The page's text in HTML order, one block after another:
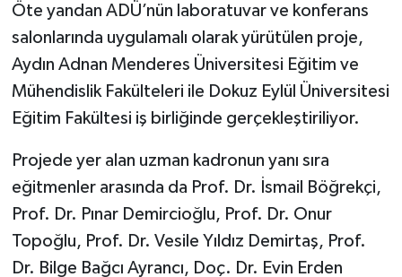
Öte yandan ADÜ’nün laboratuvar ve konferans
salonlarında uygulamalı olarak yürütülen proje,
Aydın Adnan Menderes Üniversitesi Eğitim ve
Mühendislik Fakülteleri ile Dokuz Eylül Üniversitesi
Eğitim Fakültesi iş birliğinde gerçekleştiriliyor.
Projede yer alan uzman kadronun yanı sıra
eğitmenler arasında da Prof. Dr. İsmail Böğrekçi,
Prof. Dr. Pınar Demircioğlu, Prof. Dr. Onur
Topoğlu, Prof. Dr. Vesile Yıldız Demirtaş, Prof.
Dr. Bilge Bağcı Ayrancı, Doç. Dr. Evin Erden